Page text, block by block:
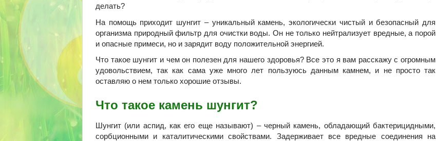
делать?
На помощь приходит шунгит – уникальный камень, экологически чистый и безопасный для
организма природный фильтр для очистки воды. Он не только нейтрализует вредные, а порой
и опасные примеси, но и зарядит воду положительной энергией.
Что такое шунгит и чем он полезен для нашего здоровья? Все это я вам расскажу с огромным
удовольствием, так как сама уже много лет пользуюсь данным камнем, и не просто так
оставляю о нем только хорошие отзывы.
Что такое камень шунгит?
Шунгит (или аспид, как его еще называют) – черный камень, обладающий бактерицидными,
сорбционными и каталитическими свойствами. Задерживает все вредные соединения на